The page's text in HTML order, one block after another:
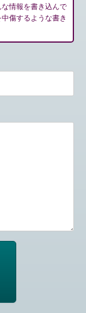
情報を書き込んで
傷するような書き